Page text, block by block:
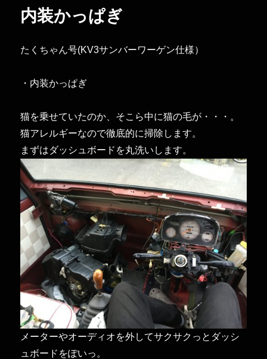
配
線
内装かっぱぎ
たくちゃん号(KV3サンバーワーゲン仕様）
・内装かっぱぎ
猫を乗せていたのか、そこら中に猫の毛が・・・。
猫アレルギーなので徹底的に掃除します。
まずはダッシュボードを丸洗いします。
メーターやオーディオを外してサクサクっとダッシ
ュボードをぽいっ。